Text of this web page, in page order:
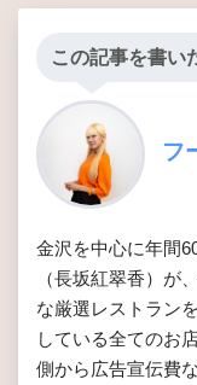
この記事を書い
フ
金沢を中心に年間
（長坂紅翠香）が
な厳選レストラン
している全てのお
側から広告宣伝費